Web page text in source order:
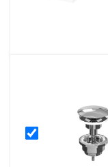
Sommige
ideaal voor het
Kwaliteit
Alle Proline Loft